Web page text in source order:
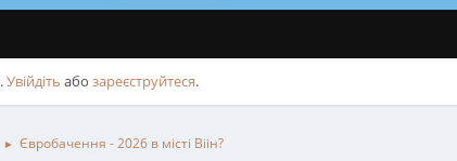
.Увійдіть або зареєструйтеся.
► Євробачення - 2026 в місті Віін?